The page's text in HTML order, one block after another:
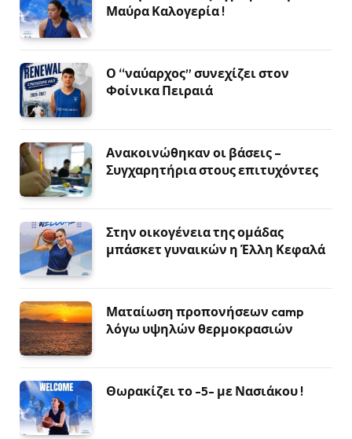
Μαύρα Καλογερία !
Ο “ναύαρχος” συνεχίζει στον
Φοίνικα Πειραιά
Ανακοινώθηκαν οι βάσεις –
Συγχαρητήρια στους επιτυχόντες
Στην οικογένεια της ομάδας
μπάσκετ γυναικών η Έλλη Κεφαλά
Ματαίωση προπονήσεων camp
λόγω υψηλών θερμοκρασιών
Θωρακίζει το -5- με Νασιάκου !